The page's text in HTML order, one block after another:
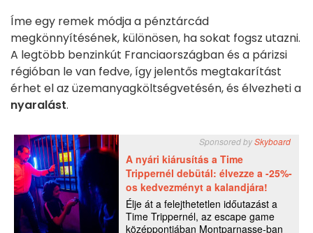
Íme egy remek módja a pénztárcád
megkönnyítésének, különösen, ha sokat fogsz utazni.
A legtöbb benzinkút Franciaországban és a párizsi
régióban le van fedve, így jelentős megtakarítást
érhet el az üzemanyagköltségvetésén, és élvezheti a
nyaralást.